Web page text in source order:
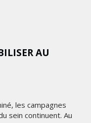
AU
les campagnes
sein continuent. Au